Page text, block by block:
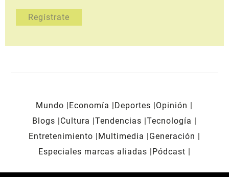
Mundo Economía Deportes
Opinión
Blogs
Cultura Tendencias Tecnología
Entretenimiento
Multimedia
Generación
Especiales marcas aliadas
Pódcast